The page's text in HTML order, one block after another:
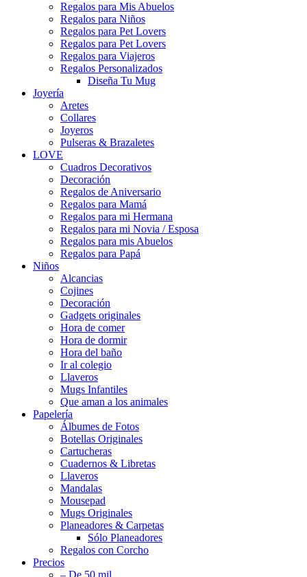
Regalos para Mis Abuelos
Regalos para Niños
Regalos para Pet Lovers
Regalos para Pet Lovers
Regalos para Viajeros
Regalos Personalizados
Diseña Tu Mug
Joyería
Aretes
Collares
Joyeros
Pulseras & Brazaletes
LOVE
Cuadros Decorativos
Decoración
Regalos de Aniversario
Regalos para Mamá
Regalos para mi Hermana
Regalos para mi Novia / Esposa
Regalos para mis Abuelos
Regalos para Papá
Niños
Alcancias
Cojines
Decoración
Gadgets originales
Hora de comer
Hora de dormir
Hora del baño
Ir al colegio
Llaveros
Mugs Infantiles
Que aman a los animales
Papelería
Álbumes de Fotos
Botellas Originales
Cartucheras
Cuadernos & Libretas
Llaveros
Mandalas
Mousepad
Mugs Originales
Planeadores & Carpetas
Sólo Planeadores
Regalos con Corcho
Precios
– De 50 mil